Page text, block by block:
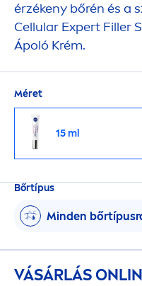
érzékeny bőrén és a
Cellular Expert Filler
Ápoló Krém.
Méret
15 ml
Bőrtípus
Minden
VÁSÁRLÁS